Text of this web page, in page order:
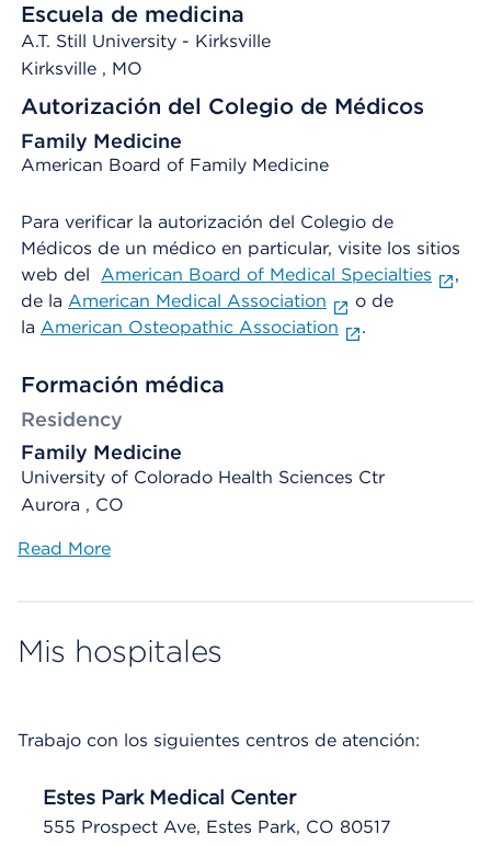
Escuela de medicina
A.T. Still University - Kirksville
Kirksville , MO
Autorización del Colegio de Médicos
Family Medicine
American Board of Family Medicine
Para verificar la autorización del Colegio de
Médicos de un médico en particular, visite los sitios
web del American Board of Medical Specialties
,
de la American Medical Association
o de
la American Osteopathic Association .
Formación médica
Residency
Family Medicine
University of Colorado Health Sciences Ctr
Aurora , CO
Read More
Mis hospitales
Trabajo con los siguientes centros de atención:
Estes Park Medical Center
555 Prospect Ave, Estes Park, CO 80517